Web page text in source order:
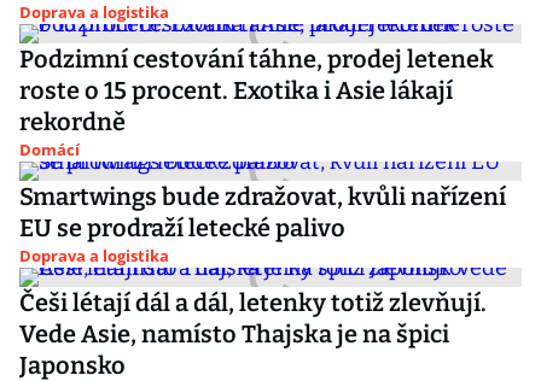
Doprava a logistika
Podzimní cestování táhne, prodej letenek
roste o 15 procent. Exotika i Asie lákají
rekordně
Domácí
Smartwings bude zdražovat, kvůli nařízení
EU se prodraží letecké palivo
Doprava a logistika
Češi létají dál a dál, letenky totiž zlevňují.
Vede Asie, namísto Thajska je na špici
Japonsko